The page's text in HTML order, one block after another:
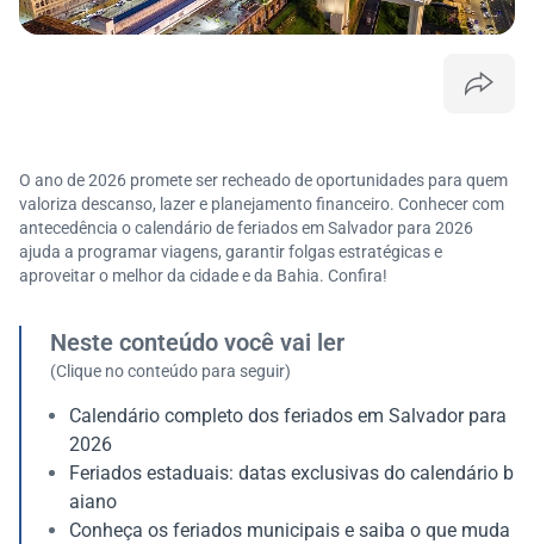
O ano de 2026 promete ser recheado de oportunidades para quem
valoriza descanso, lazer e planejamento financeiro. Conhecer com
antecedência o calendário de feriados em Salvador para 2026
ajuda a programar viagens, garantir folgas estratégicas e
aproveitar o melhor da cidade e da Bahia. Confira!
Neste conteúdo você vai ler
(Clique no conteúdo para seguir)
Calendário completo dos feriados em Salvador para
2026
Feriados estaduais: datas exclusivas do calendário b
aiano
Conheça os feriados municipais e saiba o que muda